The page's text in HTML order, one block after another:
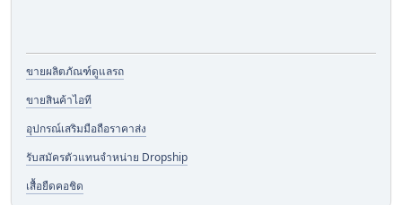
ขายผลิตภัณฑ์ดูแลรถ
ขายสินค้าไอที
อุปกรณ์เสริมมือถือราคาส่ง
รับสมัครตัวแทนจำหน่าย Dropship
เสื้อยืดคอชิด